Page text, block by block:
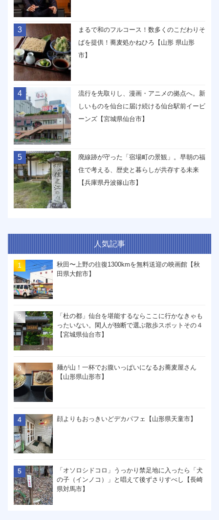
3
まるで和のフルコース！数多くのこだわりそ
ばを提供！蕎麦処かねひろ【山形 県山形
市】
4
流行を先取りし、漫画・アニメの拠点へ。新
しいものを仙台に届け続ける仙台駅前イービ
ーンズ【宮城県仙台市】
5
廃線跡が守った「宿場町の景観」。早朝の福
住で考える、歴史と暮らしが共存する未来
【兵庫県丹波篠山市】
人気記事
秋田〜上野の往復1300kmを無料送迎の映画館【秋
田県大館市】
「杜の都」仙台を堪能するならここに行かなきゃも
ったいない。閑人が独断で選ぶ散歩スポットその４
【宮城県仙台市】
麺が山！一杯でお腹いっぱいになるお蕎麦屋さん
【山形県山形市】
顔よりもおっきいどデカパフェ【山形県天童市】
「オソロシドコロ」うっかり禁足地に入ったら「犬
の子（インノコ）」と唱えて後ずさりすべし【長崎
県対馬市】